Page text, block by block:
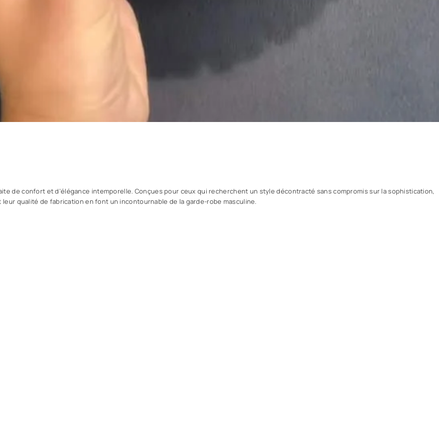
de confort et d’élégance intemporelle. Conçues pour ceux qui recherchent un style décontracté sans compromis sur la sophistication,
qualité de fabrication en font un incontournable de la garde-robe masculine.